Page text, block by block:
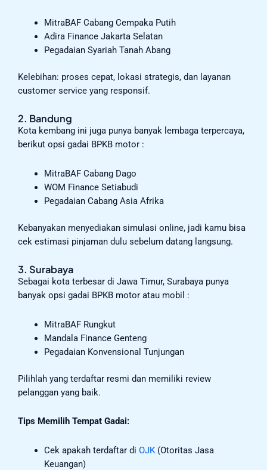
MitraBAF Cabang Cempaka Putih
Adira Finance Jakarta Selatan
Pegadaian Syariah Tanah Abang
Kelebihan: proses cepat, lokasi strategis, dan layanan
customer service yang responsif.
2. Bandung
Kota kembang ini juga punya banyak lembaga terpercaya,
berikut opsi gadai BPKB motor :
MitraBAF Cabang Dago
WOM Finance Setiabudi
Pegadaian Cabang Asia Afrika
Kebanyakan menyediakan simulasi online, jadi kamu bisa
cek estimasi pinjaman dulu sebelum datang langsung.
3. Surabaya
Sebagai kota terbesar di Jawa Timur, Surabaya punya
banyak opsi gadai BPKB motor atau mobil :
MitraBAF Rungkut
Mandala Finance Genteng
Pegadaian Konvensional Tunjungan
Pilihlah yang terdaftar resmi dan memiliki review
pelanggan yang baik.
Tips Memilih Tempat Gadai:
Cek apakah terdaftar di OJK(Otoritas Jasa
Keuangan)